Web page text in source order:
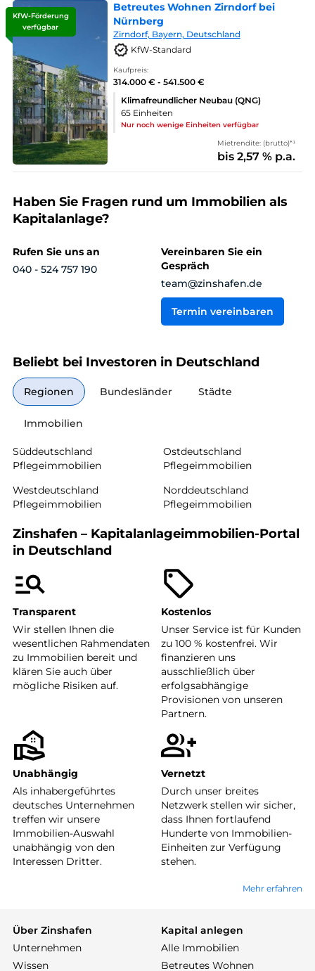
KfW-Förderung
verfügbar
Betreutes Wohnen Zirndorf bei
Nürnberg
Zirndorf, Bayern, Deutschland
KfW-Standard
Kaufpreis:
314.000 € - 541.500 €
Klimafreundlicher Neubau (QNG)
65 Einheiten
Nur noch wenige Einheiten verfügbar
Mietrendite: (brutto)*¹
bis 2,57 % p.a.
Haben Sie Fragen rund um Immobilien als
Kapitalanlage?
Rufen Sie uns an
040 - 524 757 190
Vereinbaren Sie ein
Gespräch
team@zinshafen.de
Termin vereinbaren
Beliebt bei Investoren in Deutschland
Regionen Bundesländer Städte
Immobilien
Süddeutschland
Pflegeimmobilien
Ostdeutschland
Pflegeimmobilien
Westdeutschland
Pflegeimmobilien
Norddeutschland
Pflegeimmobilien
Zinshafen – Kapitalanlageimmobilien-Portal
in Deutschland
Transparent
Wir stellen Ihnen die
wesentlichen Rahmendaten
zu Immobilien bereit und
klären Sie auch über
mögliche Risiken auf.
Kostenlos
Unser Service ist für Kunden
zu 100 % kostenfrei. Wir
finanzieren uns
ausschließlich über
erfolgsabhängige
Provisionen von unseren
Partnern.
Unabhängig
Als inhabergeführtes
deutsches Unternehmen
treffen wir unsere
Immobilien-Auswahl
unabhängig von den
Interessen Dritter.
Vernetzt
Durch unser breites
Netzwerk stellen wir sicher,
dass Ihnen fortlaufend
Hunderte von Immobilien-
Einheiten zur Verfügung
stehen.
Mehr erfahren
Über Zinshafen
Unternehmen
Wissen
Kapital anlegen
Alle Immobilien
Betreutes Wohnen